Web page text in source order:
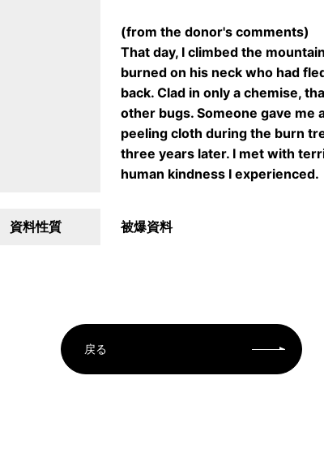
(from the donor's comments)
That day, I climbed the
burned on his neck who had
back. Clad in only a chemise,
other bugs. Someone gave me
peeling cloth during the burn
three years later. I met with
human kindness I experienced.
資料性質 被爆資料
戻る